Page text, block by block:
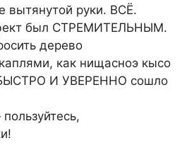
вытянутой руки. ВСЁ.
был СТРЕМИТЕЛЬНЫМ.
дерево
как нищасноэ кысо
И УВЕРЕННО сошло